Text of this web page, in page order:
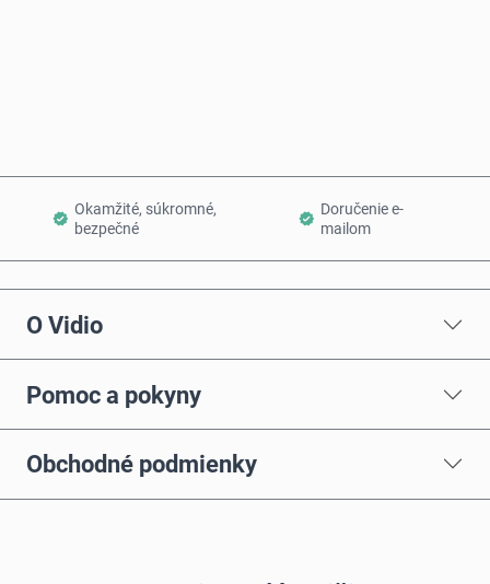
Okamžité, súkromné,
bezpečné
Doručenie e-
mailom
O Vidio
Pomoc a pokyny
Obchodné podmienky